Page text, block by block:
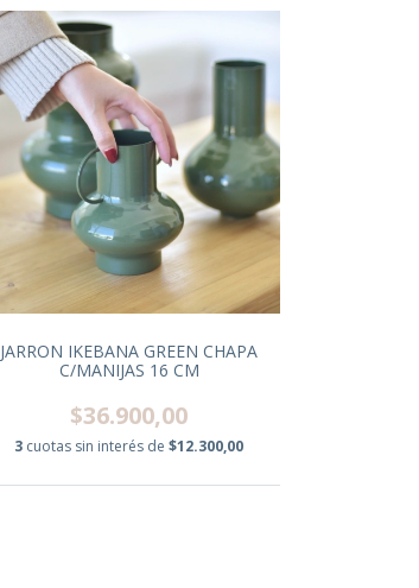
JARRON IKEBANA GREEN CHAPA
C/MANIJAS 16 CM
$36.900,00
3 cuotas sin interés de $12.300,00